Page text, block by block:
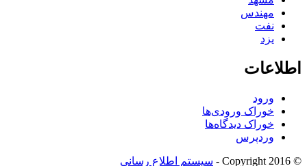
مهندس
نفت
یزد
اطلاعات
ورود
خوراک ورودی‌ها
خوراک دیدگاه‌ها
وردپرس
© Copyright 2016 - سیستم اطلاع رسانی